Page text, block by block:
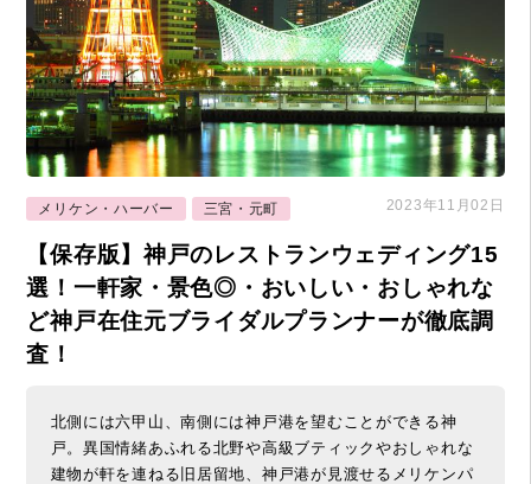
メリケン・ハーバー 三宮・元町 2023年11月02日
【保存版】神戸のレストランウェディング15
選！一軒家・景色◎・おいしい・おしゃれな
ど神戸在住元ブライダルプランナーが徹底調
査！
北側には六甲山、南側には神戸港を望むことができる神
戸。異国情緒あふれる北野や高級ブティックやおしゃれな
建物が軒を連ねる旧居留地、神戸港が見渡せるメリケンパ